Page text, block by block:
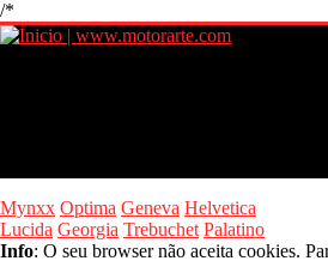
/*
Mynxx Optima Geneva Helvetica
Lucida Georgia Trebuchet Palatino
Info: O seu browser não aceita cookies.